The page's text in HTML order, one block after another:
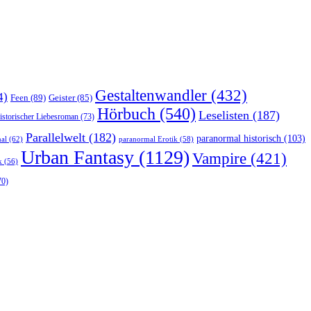
Feen (89) Geister(85) Gestaltenwandler (432)
Liebesroman (73) Hörbuch (540) Leselisten (187)
(62) Parallelwelt (182) paranormal Erotik (58) paranormal historisch (103)
(56) Urban Fantasy (1129) Vampire (421)